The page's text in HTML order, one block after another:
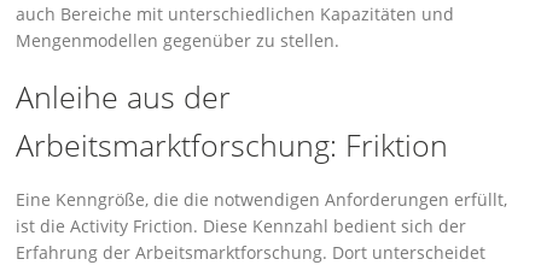
auch Bereiche mit unterschiedlichen Kapazitäten und
Mengenmodellen gegenüber zu stellen.
Anleihe aus der
Arbeitsmarktforschung: Friktion
Eine Kenngröße, die die notwendigen Anforderungen erfüllt,
ist die Activity Friction. Diese Kennzahl bedient sich der
Erfahrung der Arbeitsmarktforschung. Dort unterscheidet